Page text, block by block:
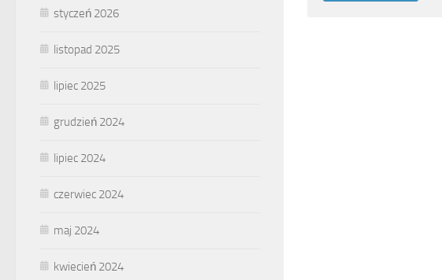
styczeń 2026
listopad 2025
lipiec 2025
grudzień 2024
lipiec 2024
czerwiec 2024
maj 2024
kwiecień 2024